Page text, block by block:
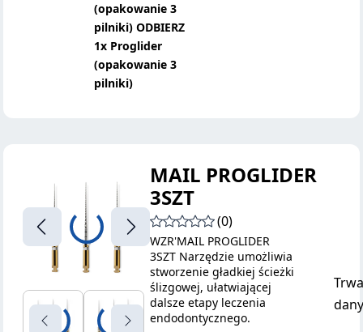
(opakowanie 3
pilniki) ODBIERZ
1x Proglider
(opakowanie 3
pilniki)
MAIL PROGLIDER
3SZT
(0)
WZR'MAIL PROGLIDER
3SZT Narzędzie umożliwia
stworzenie gładkiej ścieżki
ślizgowej, ułatwiającej
dalsze etapy leczenia
endodontycznego.